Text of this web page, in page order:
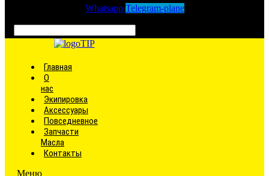
Whatsapp Telegram-plane
Главная
О
нас
Экипировка
Аксессуары
Повседневное
Запчасти
Масла
Контакты
Меню